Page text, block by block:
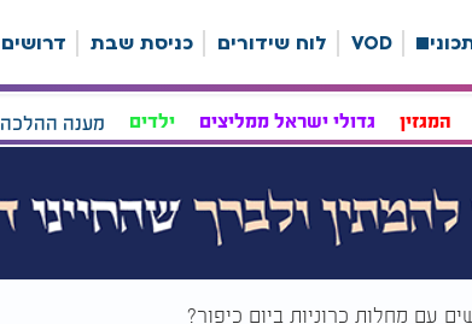
VOD לוח שידורים כניסת שבת דרושים
המגזין גדולי ישראל ממליצים ילדים מענה ההלכה
עם מחלות כרוניות ביום כיפור?